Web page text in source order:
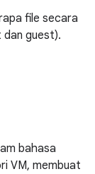
file secara
guest).
bahasa
VM, membuat